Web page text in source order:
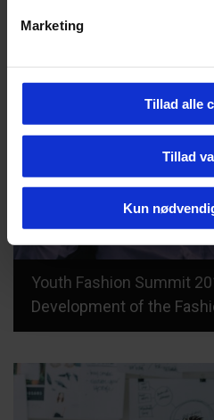
Marketing
Tillad alle
Tillad
Kun
Youth Fashion Summit
Development of the